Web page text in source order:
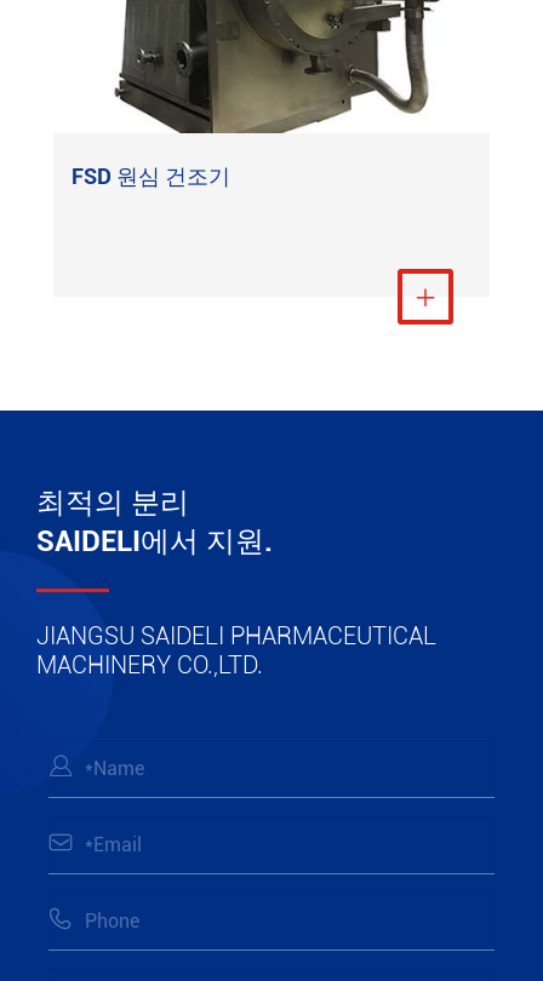
FSD 원심 건조기
더 보기

최적의 분리
SAIDELI에서 지원.
JIANGSU SAIDELI PHARMACEUTICAL
MACHINERY CO.,LTD.


